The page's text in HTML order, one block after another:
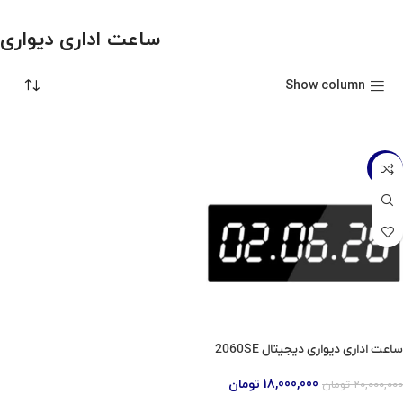
ساعت اداری دیواری
Show column
-10%
ساعت اداری دیواری دیجیتال 2060SE
20,000,000 تومان 18,000,000 تومان